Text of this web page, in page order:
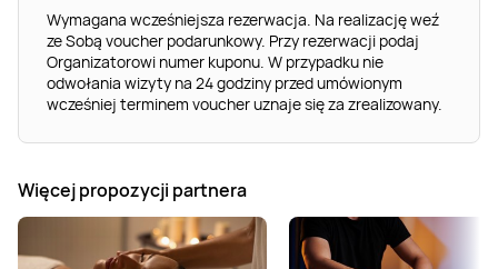
Wymagana wcześniejsza rezerwacja. Na realizację weź
ze Sobą voucher podarunkowy. Przy rezerwacji podaj
Organizatorowi numer kuponu. W przypadku nie
odwołania wizyty na 24 godziny przed umówionym
wcześniej terminem voucher uznaje się za zrealizowany.
Więcej propozycji partnera